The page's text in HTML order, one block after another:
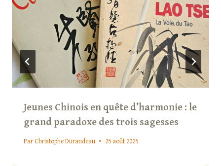
Jeunes Chinois en quête d’harmonie : le
grand paradoxe des trois sagesses
Par Christophe Durandeau 25 août 2025